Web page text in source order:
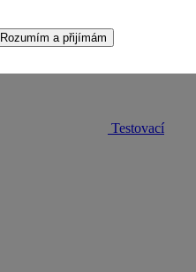
Testovací
Rozumím a přijímám